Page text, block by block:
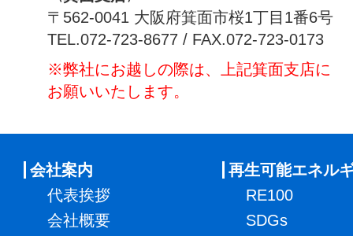
〒562-0041 大阪府箕面市桜1丁目1番6号
TEL.072-723-8677 / FAX.072-723-0173
※弊社にお越しの際は、上記箕面支店に
お願いいたします。
会社案内
代表挨拶
会社概要
再生可能エネル
RE100
SDGs